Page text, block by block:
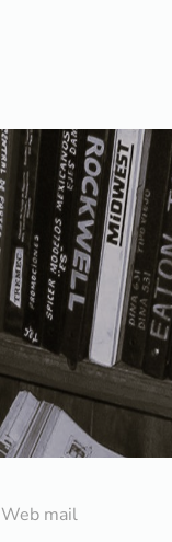
Web mail